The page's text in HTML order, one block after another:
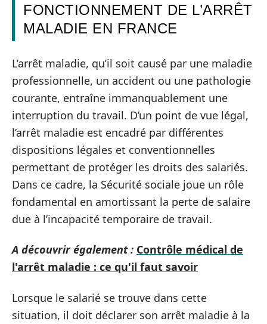
FONCTIONNEMENT DE L’ARRÊT
MALADIE EN FRANCE
L’arrêt maladie, qu’il soit causé par une maladie
professionnelle, un accident ou une pathologie
courante, entraîne immanquablement une
interruption du travail. D’un point de vue légal,
l’arrêt maladie est encadré par différentes
dispositions légales et conventionnelles
permettant de protéger les droits des salariés.
Dans ce cadre, la Sécurité sociale joue un rôle
fondamental en amortissant la perte de salaire
due à l’incapacité temporaire de travail.
A découvrir également : Contrôle médical de
l'arrêt maladie : ce qu'il faut savoir
Lorsque le salarié se trouve dans cette
situation, il doit déclarer son arrêt maladie à la